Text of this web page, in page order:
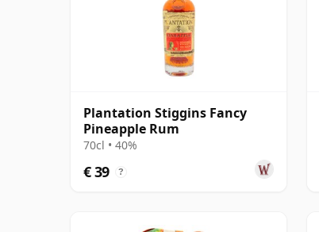
Plantation Stiggins Fancy
Pineapple Rum
70cl • 40%
€ 39 ?